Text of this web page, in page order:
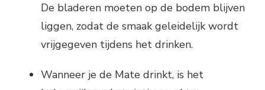
De bladeren moeten op de bodem blijven
liggen, zodat de smaak geleidelijk wordt
vrijgegeven tijdens het drinken.
Wanneer je de Mate drinkt, is het